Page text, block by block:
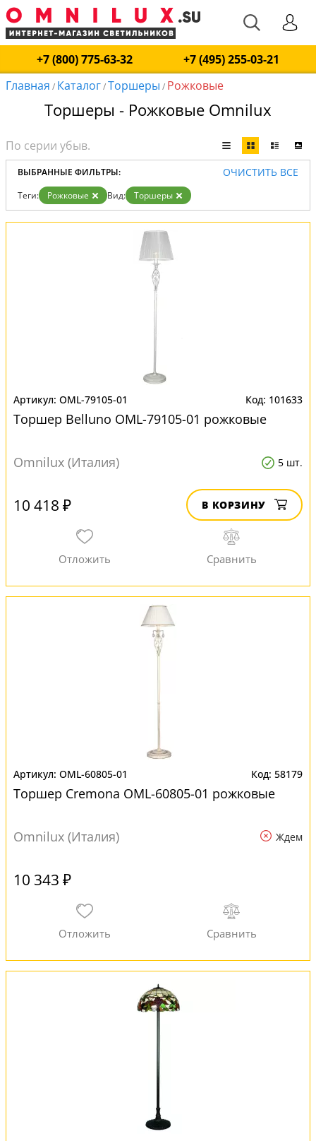
+7 (800) 775-63-32
+7 (495) 255-03-21
Главная / Каталог/Торшеры / Рожковые
Торшеры - Рожковые Omnilux
ВЫБРАННЫЕ ФИЛЬТРЫ: ОЧИСТИТЬ ВСЕ
Теги: Рожковые Вид: Торшеры
OML-79105-01 101633
Торшер Belluno OML-79105-01 рожковые
Omnilux (Италия) 5 шт.
10 418 ₽ В КОРЗИНУ
OML-60805-01 58179
Торшер Cremona OML-60805-01 рожковые
Omnilux (Италия) Ждем
10 343 ₽